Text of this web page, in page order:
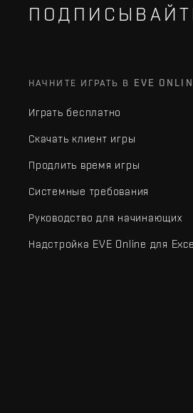
НАЧНИТЕ ИГРАТЬ В EVE
Играть бесплатно
Скачать клиент игры
Продлить время игры
Системные требования
Руководство для начинающих
Надстройка EVE Online для